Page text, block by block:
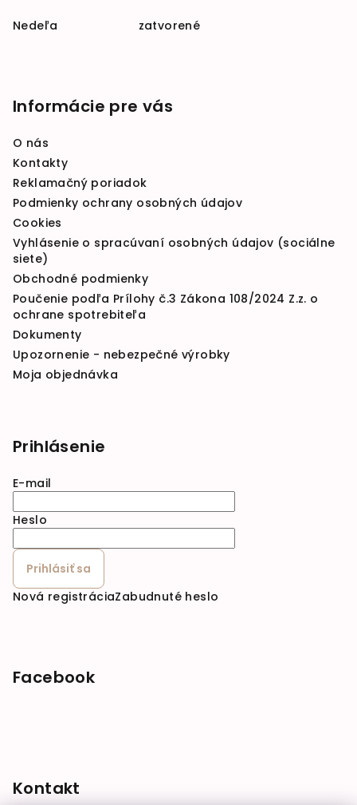
Nedeľa zatvorené
Informácie pre vás
O nás
Kontakty
Reklamačný poriadok
Podmienky ochrany osobných údajov
Cookies
Vyhlásenie o spracúvaní osobných údajov (sociálne
siete)
Obchodné podmienky
Poučenie podľa Prílohy č.3 Zákona 108/2024 Z.z. o
ochrane spotrebiteľa
Dokumenty
Upozornenie - nebezpečné výrobky
Moja objednávka
Prihlásenie
E-mail
Heslo
Prihlásiť sa
Nová registráciaZabudnuté heslo
Facebook
Kontakt